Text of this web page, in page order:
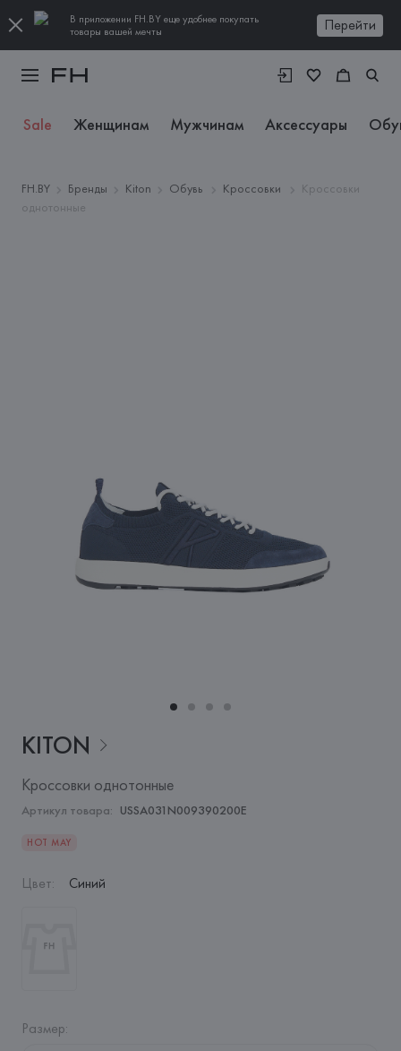
В приложении FH.BY еще удобнее покупать
товары вашей мечты
Перейти
Sale Женщинам Мужчинам Аксессуары
FH.BY Бренды Kiton Обувь Кроссовки
Кроссовки
однотонные
KITON
Кроссовки однотонные
Артикул товара: USSA031N009390200E
HOT MAY
Цвет: Синий
Размер: